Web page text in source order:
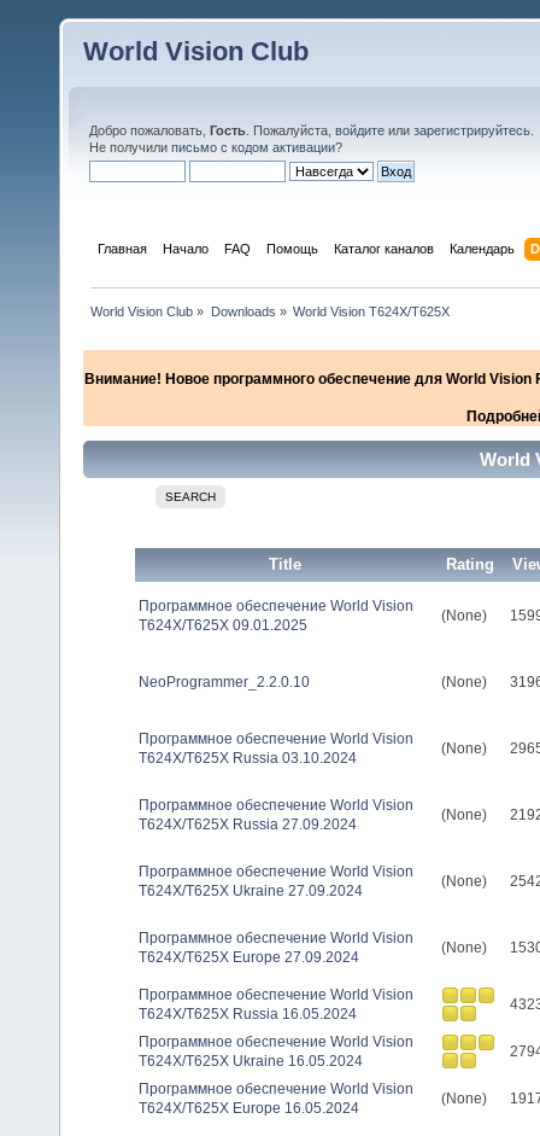
World Vision Club
Добро пожаловать, Гость . Пожалуйста, войдите или зарегистрируйтесь
Не получили письмо с кодом активации?
Главная Начало FAQ Помощь Каталог каналов Календарь
World Vision Club » Downloads » World Vision T624X/T625X
Внимание! Новое программного обеспечение для World
World
SEARCH
Title Rating
Программное обеспечение World Vision
T624X/T625X 09.01.2025
(None)
NeoProgrammer_2.2.0.10 (None)
Программное обеспечение World Vision
T624X/T625X Russia 03.10.2024
(None)
Программное обеспечение World Vision
T624X/T625X Russia 27.09.2024
(None)
Программное обеспечение World Vision
T624X/T625X Ukraine 27.09.2024
(None)
Программное обеспечение World Vision
T624X/T625X Europe 27.09.2024
(None)
Программное обеспечение World Vision
T624X/T625X Russia 16.05.2024
Программное обеспечение World Vision
T624X/T625X Ukraine 16.05.2024
Программное обеспечение World Vision
T624X/T625X Europe 16.05.2024
(None)